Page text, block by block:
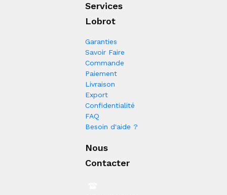
Services
Lobrot
Garanties
Savoir Faire
Commande
Paiement
Livraison
Export
Confidentialité
FAQ
Besoin d'aide ?
Nous
Contacter